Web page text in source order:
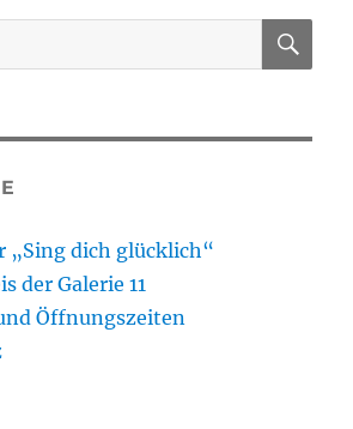
„Sing dich glücklich“
der Galerie 11
Öffnungszeiten